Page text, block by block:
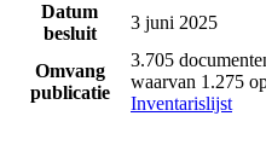
Datum
besluit
3 juni 2025
Omvang
publicatie
3.705
waarvan 1.275
Inventarislijst